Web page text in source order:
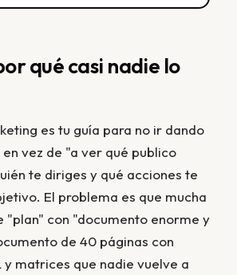
qué casi nadie lo
es tu guía para no ir dando
vez de "a ver qué publico
te diriges y qué acciones te
El problema es que mucha
"plan" con "documento enorme y
de 40 páginas con
y matrices que nadie vuelve a